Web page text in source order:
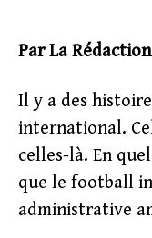
Par La
Il y a des
international.
celles-là. En
que le football
administrative